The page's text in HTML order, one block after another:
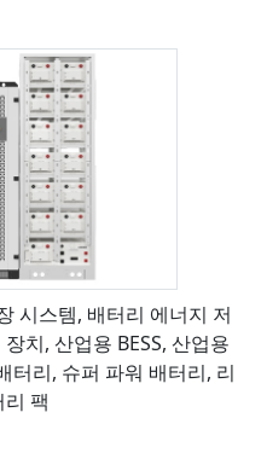
시스템, 배터리 에너지 저
치, 산업용 BESS, 산업용
터리, 슈퍼 파워 배터리, 리
팩